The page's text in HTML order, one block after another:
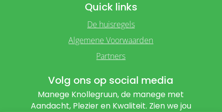
Quick links
De huisregels
Algemene Voorwaarden
Partners
Volg ons op social media
Manege Knollegruun, de manege met
Aandacht, Plezier en Kwaliteit. Zien we jou